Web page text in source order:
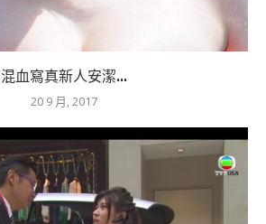
混血寫真新人安潔...
20 9 月, 2017